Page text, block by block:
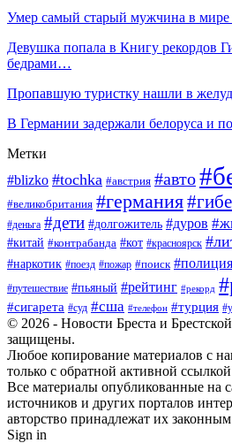
Умер самый старый мужчина в
Девушка попала в Книгу рекордов
бедрами…
Пропавшую туристку нашли в
В Германии задержали белоруса и
Метки
#blizko #tochka #австрия #авто
#великобритания #германия
#деньга #дети #долгожитель #дуров
#китай #контрабанда #кот #красноярск
#наркотик #поезд #пожар #поиск #полиция
#путешествие #пьяный #рейтинг #рекорд
#сигарета #суд #сша #телефон #турция
© 2026 - Новости Бреста и
защищены.
Любое копирование материалов с
только с обратной активной
Все материалы опубликованные на
источников и других порталов
авторство принадлежат их
Sign in